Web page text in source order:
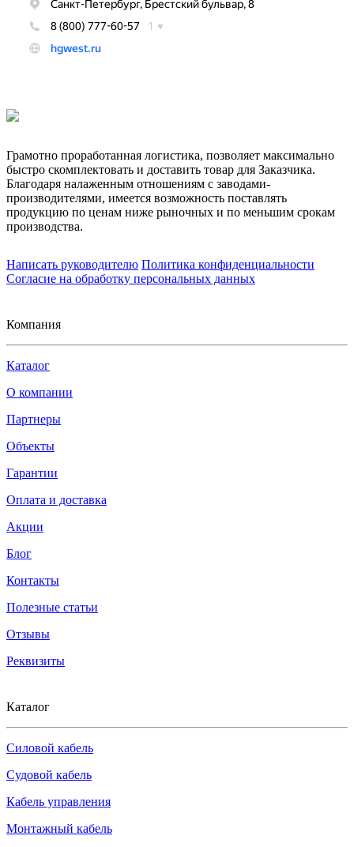
Грамотно проработанная логистика, позволяет максимально
быстро скомплектовать и доставить товар для Заказчика.
Благодаря налаженным отношениям с заводами-
производителями, имеется возможность поставлять
продукцию по ценам ниже рыночных и по меньшим срокам
производства.
Написать руководителю Политика конфиденциальности
Согласие на обработку персональных данных
Компания
Каталог
О компании
Партнеры
Объекты
Гарантии
Оплата и доставка
Акции
Блог
Контакты
Полезные статьи
Отзывы
Реквизиты
Каталог
Силовой кабель
Судовой кабель
Кабель управления
Монтажный кабель